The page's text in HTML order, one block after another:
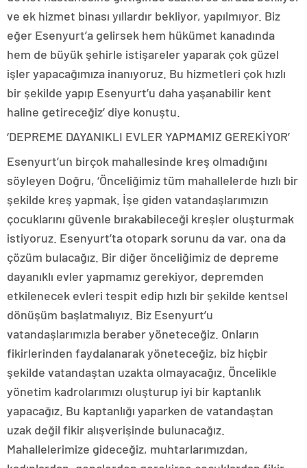
ve ek hizmet binası yıllardır bekliyor, yapılmıyor. Biz
eğer Esenyurt’a gelirsek hem hükümet kanadında
hem de büyük şehirle istişareler yaparak çok güzel
işler yapacağımıza inanıyoruz. Bu hizmetleri çok hızlı
bir şekilde yapıp Esenyurt’u daha yaşanabilir kent
haline getireceğiz’ diye konuştu.
‘DEPREME DAYANIKLI EVLER YAPMAMIZ GEREKİYOR’
Esenyurt’un birçok mahallesinde kreş olmadığını
söyleyen Doğru, ‘Önceliğimiz tüm mahallelerde hızlı bir
şekilde kreş yapmak. İşe giden vatandaşlarımızın
çocuklarını güvenle bırakabileceği kreşler oluşturmak
istiyoruz. Esenyurt’ta otopark sorunu da var, ona da
çözüm bulacağız. Bir diğer önceliğimiz de depreme
dayanıklı evler yapmamız gerekiyor, depremden
etkilenecek evleri tespit edip hızlı bir şekilde kentsel
dönüşüm başlatmalıyız. Biz Esenyurt’u
vatandaşlarımızla beraber yöneteceğiz. Onların
fikirlerinden faydalanarak yöneteceğiz, biz hiçbir
şekilde vatandaştan uzakta olmayacağız. Öncelikle
yönetim kadrolarımızı oluşturup iyi bir kaptanlık
yapacağız. Bu kaptanlığı yaparken de vatandaştan
uzak değil fikir alışverişinde bulunacağız.
Mahallelerimize gideceğiz, muhtarlarımızdan,